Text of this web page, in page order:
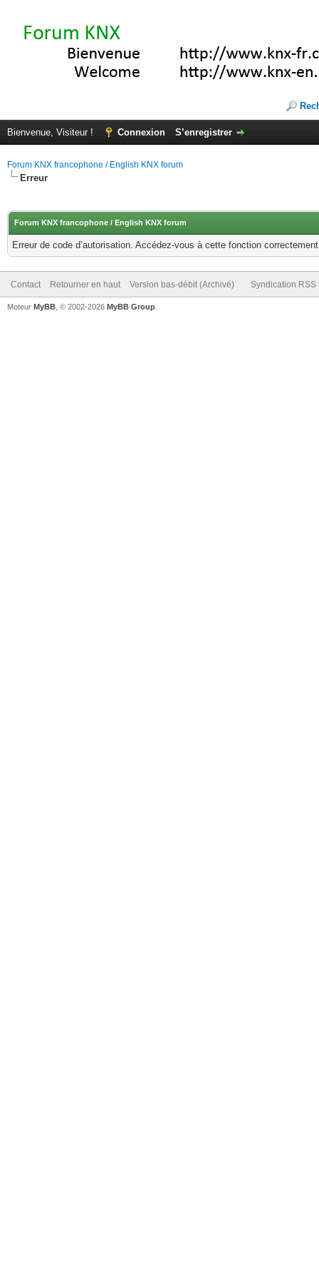
Bienvenue, Visiteur ! Connexion S’enregistrer
Forum KNX francophone / English KNX forum
Erreur
Forum KNX francophone / English KNX forum
Erreur de code d’autorisation. Accédez-vous à cette fonction
Contact Retourner en haut Version bas-débit (Archivé) Syndication RSS
Moteur MyBB , © 2002-2026 MyBB Group